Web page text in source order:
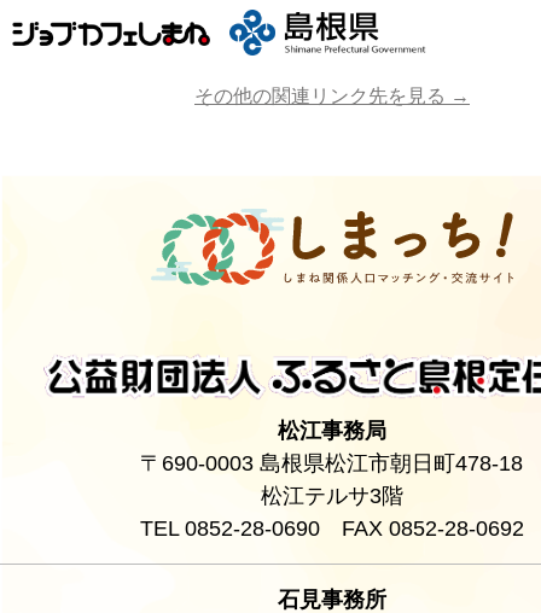
その他の関連リンク先を見る →
松江事務局
〒690-0003 島根県松江市朝日町478-18
松江テルサ3階
TEL 0852-28-0690 FAX 0852-28-0692
石見事務所